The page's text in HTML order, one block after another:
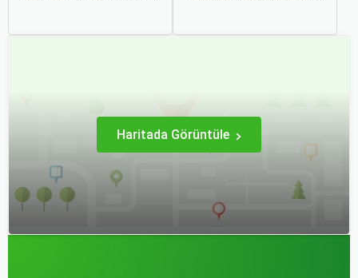
Haritada Görüntüle